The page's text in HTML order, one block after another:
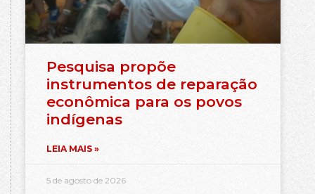
Pesquisa propõe
instrumentos de reparação
econômica para os povos
indígenas
LEIA MAIS »
5 de agosto de 2026